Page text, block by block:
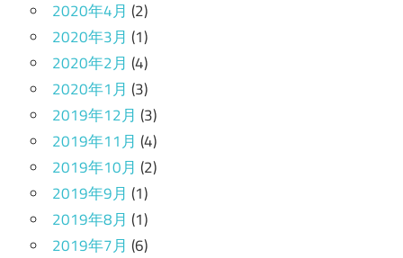
2020年4月 (2)
2020年3月 (1)
2020年2月 (4)
2020年1月 (3)
2019年12月 (3)
2019年11月 (4)
2019年10月 (2)
2019年9月 (1)
2019年8月 (1)
2019年7月 (6)